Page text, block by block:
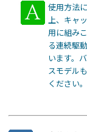
使用方法
上、キャ
用に組み
る連続駆
います。
スモデル
ください。